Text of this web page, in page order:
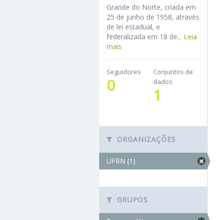
Grande do Norte, criada em
25 de junho de 1958, através
de lei estadual, e
federalizada em 18 de... Leia
mais
Seguidores
0
Conjuntos de
dados
1
ORGANIZAÇÕES
UFRN (1)
GRUPOS